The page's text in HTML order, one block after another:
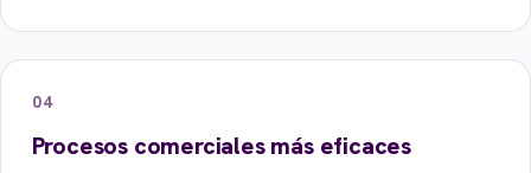
04
Procesos comerciales más eficaces